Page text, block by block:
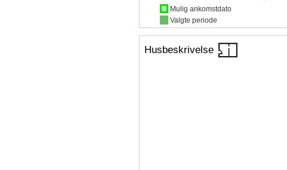
Mulig ankomstdato
Valgte periode
Husbeskrivelse